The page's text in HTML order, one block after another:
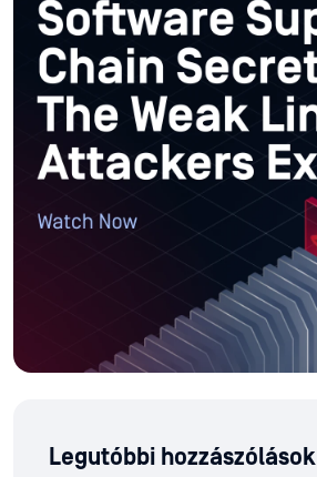
Legutóbbi hozzászólások